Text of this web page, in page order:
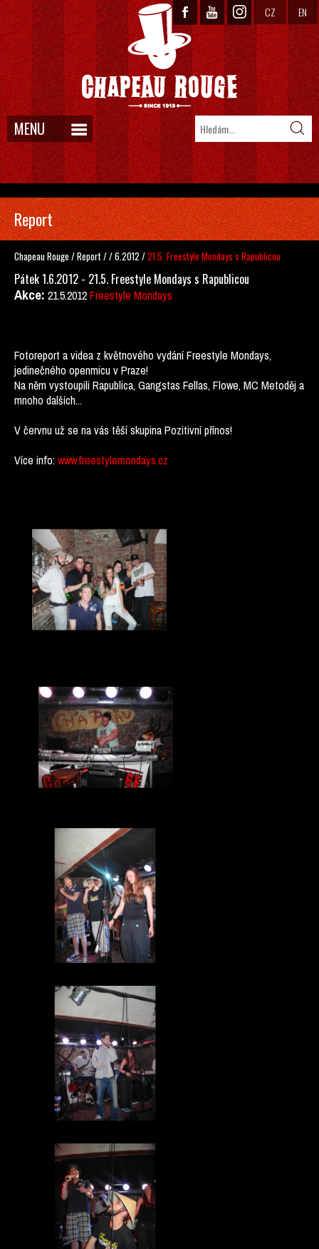
CZ EN
MENU
Report
Chapeau Rouge /Report//6.2012 /21.5. Freestyle Mondays s Rapublicou
Pátek 1.6.2012 - 21.5. Freestyle Mondays s Rapublicou
Akce: 21.5.2012Freestyle Mondays
Fotoreport a videa z květnového vydání Freestyle Mondays,
jedinečného openmicu v Praze!
Na něm vystoupili Rapublica, Gangstas Fellas, Flowe, MC Metoděj a
mnoho dalších...
V červnu už se na vás těší skupina Pozitivní přínos!
Více info:www.freestylemondays.cz